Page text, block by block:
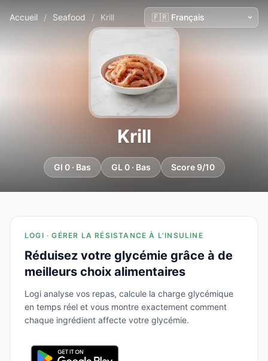
Accueil / Seafood / Krill
Krill
GI 0 · Bas GL 0 · Bas Score 9/10
LOGI · GÉRER LA RÉSISTANCE À L'INSULINE
Réduisez votre glycémie grâce à de
meilleurs choix alimentaires
Logi analyse vos repas, calcule la charge glycémique
en temps réel et vous montre exactement comment
chaque ingrédient affecte votre glycémie.